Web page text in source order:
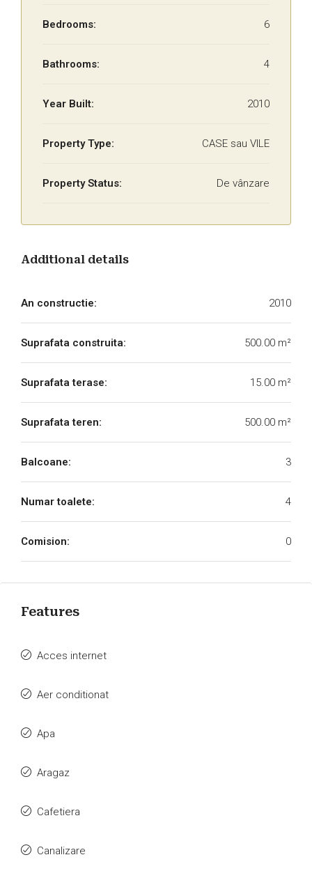
Bedrooms: 6
Bathrooms: 4
Year Built: 2010
Property Type: CASE sau VILE
Property Status: De vânzare
Additional details
An constructie: 2010
Suprafata construita: 500.00 m²
Suprafata terase: 15.00 m²
Suprafata teren: 500.00 m²
Balcoane: 3
Numar toalete: 4
Comision: 0
Features
Acces internet
Aer conditionat
Apa
Aragaz
Cafetiera
Canalizare